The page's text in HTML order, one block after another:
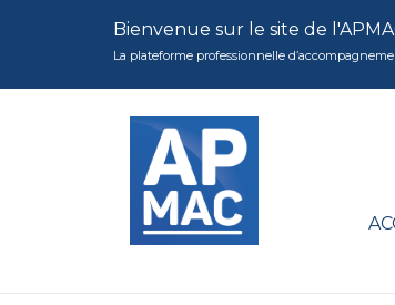
Bienvenue sur le site de
La plateforme professionnelle